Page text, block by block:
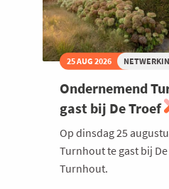
25 AUG 2026
Ondernemend
gast bij De Troef
Op dinsdag 25
Turnhout te gast bij
Turnhout.